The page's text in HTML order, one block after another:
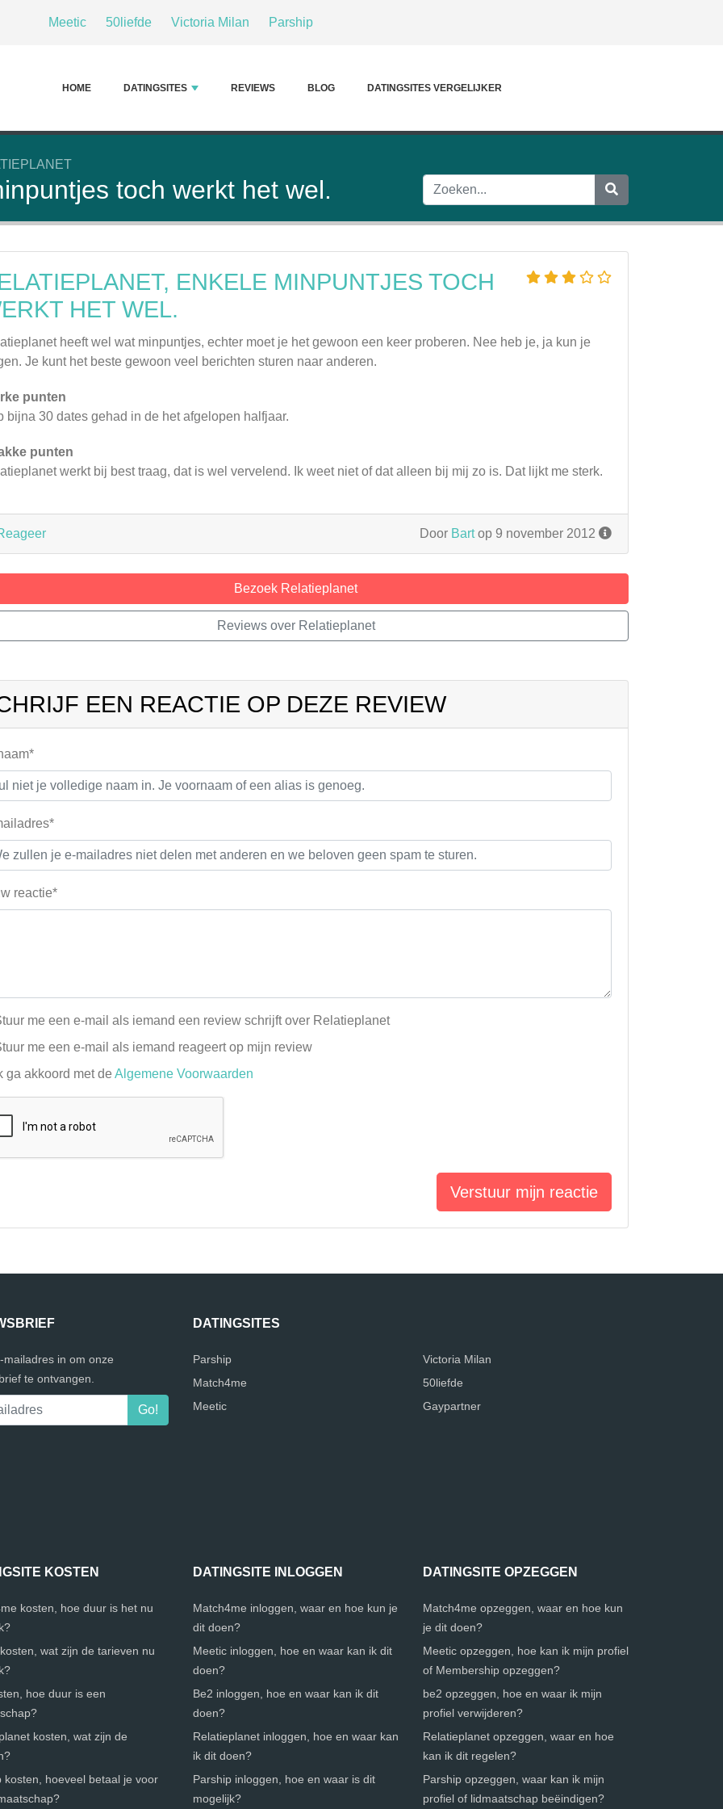
Meetic 50liefde Victoria Milan Parship
HOME DATINGSITES REVIEWS BLOG DATINGSITES VERGELIJKER
toch werkt het wel.
ENKELE MINPUNTJES TOCH
HET WEL.
heeft wel wat minpuntjes, echter moet je het gewoon een keer proberen. Nee heb je, ja kun je
Je kunt het beste gewoon veel berichten sturen naar anderen.
punten
bijna 30 dates gehad in de het afgelopen halfjaar.
punten
werkt bij best traag, dat is wel vervelend. Ik weet niet of dat alleen bij mij zo is. Dat lijkt me sterk.
Door Bartop 9 november 2012
Bezoek Relatieplanet
Reviews over Relatieplanet
EEN REACTIE OP DEZE REVIEW
reactie*
me een e-mail als iemand een review schrijft over Relatieplanet
me een e-mail als iemand reageert op mijn review
ga akkoord met de Algemene Voorwaarden
Verstuur mijn reactie
mailadres in om onze
te ontvangen.
DATINGSITES
Parship
Match4me
Meetic
Victoria Milan
50liefde
Gaypartner
KOSTEN
kosten, hoe duur is het nu
wat zijn de tarieven nu
hoe duur is een
kosten, wat zijn de
kosten, hoeveel betaal je voor
DATINGSITE INLOGGEN
Match4me inloggen, waar en hoe kun je
dit doen?
Meetic inloggen, hoe en waar kan ik dit
doen?
Be2 inloggen, hoe en waar kan ik dit
doen?
Relatieplanet inloggen, hoe en waar kan
ik dit doen?
Parship inloggen, hoe en waar is dit
mogelijk?
DATINGSITE OPZEGGEN
Match4me opzeggen, waar en hoe kun
je dit doen?
Meetic opzeggen, hoe kan ik mijn profiel
of Membership opzeggen?
be2 opzeggen, hoe en waar ik mijn
profiel verwijderen?
Relatieplanet opzeggen, waar en hoe
kan ik dit regelen?
Parship opzeggen, waar kan ik mijn
profiel of lidmaatschap beëindigen?